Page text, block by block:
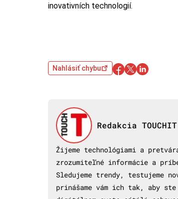
inovativních technologií.
Nahlásiť chybu
Redakcia TOUCHIT
Žijeme technológiami a
zrozumiteľné informácie a
Sledujeme trendy, testujeme
prinášame vám ich tak, aby